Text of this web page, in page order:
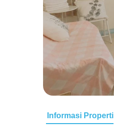
Informasi Properti